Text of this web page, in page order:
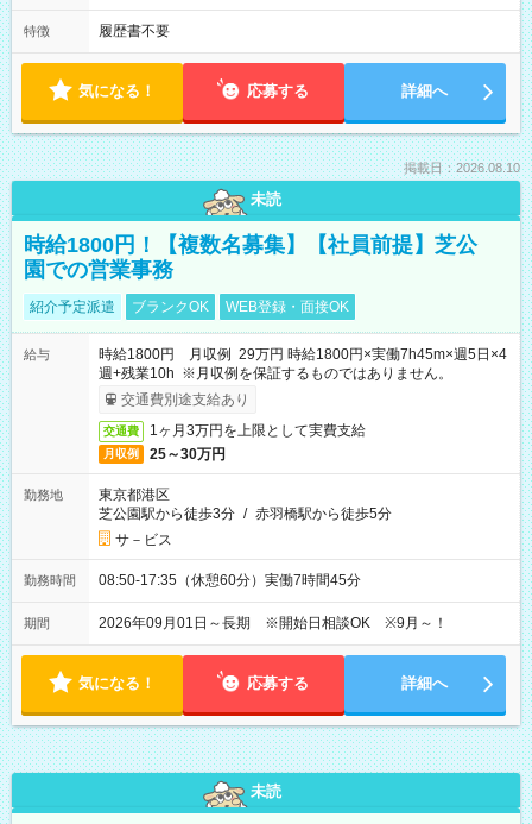
特徴 履歴書不要
気になる！ 応募する 詳細へ
掲載日：2026.08.10
未読
時給1800円！【複数名募集】【社員前提】芝公
園での営業事務
紹介予定派遣 ブランクOK WEB登録・面接OK
給与
時給1800円 月収例 29万円 時給1800円×実働7h45m×週5日×4
週+残業10h ※月収例を保証するものではありません。
交通費別途支給あり
交通費 1ヶ月3万円を上限として実費支給
月収例 25～30万円
勤務地
東京都港区
芝公園駅から徒歩3分 / 赤羽橋駅から徒歩5分
サ－ビス
勤務時間 08:50-17:35（休憩60分）実働7時間45分
期間 2026年09月01日～長期 ※開始日相談OK ※9月～！
気になる！ 応募する 詳細へ
未読